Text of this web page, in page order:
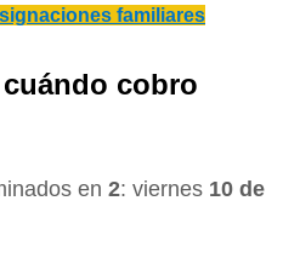
familiares
cuándo cobro
en 2: viernes 10 de